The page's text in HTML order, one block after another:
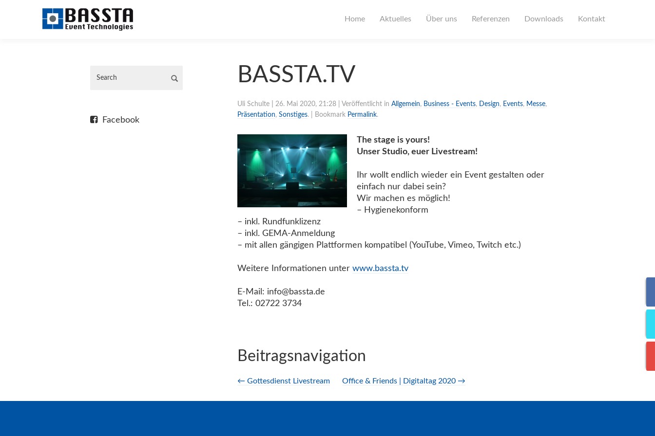
Home Aktuelles Über uns Referenzen Downloads Kontakt
Facebook
BASSTA.TV
Uli Schulte 26. Mai 2020, 21:28 | Veröffentlicht in Allgemein, Business - Events, Design, Events, Messe,
Präsentation, Sonstiges. | Bookmark Permalink.
The stage is yours!
Unser Studio, euer Livestream!
Ihr wollt endlich wieder ein Event gestalten oder
einfach nur dabei sein?
Wir machen es möglich!
– Hygienekonform
– inkl. Rundfunklizenz
– inkl. GEMA-Anmeldung
– mit allen gängigen Plattformen kompatibel (YouTube, Vimeo, Twitch etc.)
Weitere Informationen unter www.bassta.tv
E-Mail: info@bassta.de
Tel.: 02722 3734
Beitragsnavigation
← Gottesdienst Livestream Office & Friends | Digitaltag 2020 →